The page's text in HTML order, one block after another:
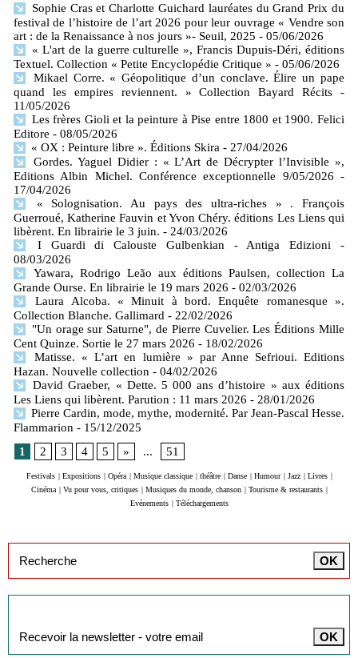
Sophie Cras et Charlotte Guichard lauréates du Grand Prix du
festival de l’histoire de l’art 2026 pour leur ouvrage « Vendre son
art : de la Renaissance à nos jours »- Seuil, 2025 - 05/06/2026
« L'art de la guerre culturelle », Francis Dupuis-Déri, éditions
Textuel. Collection « Petite Encyclopédie Critique » - 05/06/2026
Mikael Corre. « Géopolitique d’un conclave. Élire un pape
quand les empires reviennent. » Collection Bayard Récits
-
11/05/2026
Les frères Gioli et la peinture à Pise entre 1800 et 1900. Felici
Editore - 08/05/2026
« OX : Peinture libre ». Éditions Skira - 27/04/2026
Gordes. Yaguel Didier : « L’Art de Décrypter l’Invisible »,
Editions Albin Michel. Conférence exceptionnelle 9/05/2026 -
17/04/2026
« Solognisation. Au pays des ultra-riches » . François
Guerroué, Katherine Fauvin et Yvon Chéry. éditions Les Liens qui
libèrent. En librairie le 3 juin. - 24/03/2026
I Guardi di Calouste Gulbenkian - Antiga Edizioni
-
08/03/2026
Yawara, Rodrigo Leão aux éditions Paulsen, collection La
Grande Ourse. En librairie le 19 mars 2026 - 02/03/2026
Laura Alcoba. « Minuit à bord. Enquête romanesque ».
Collection Blanche. Gallimard - 22/02/2026
"Un orage sur Saturne", de Pierre Cuvelier. Les Éditions Mille
Cent Quinze. Sortie le 27 mars 2026 - 18/02/2026
Matisse. « L’art en lumière » par Anne Sefrioui. Editions
Hazan. Nouvelle collection - 04/02/2026
David Graeber, « Dette. 5 000 ans d’histoire » aux éditions
Les Liens qui libèrent. Parution : 11 mars 2026 - 28/01/2026
Pierre Cardin, mode, mythe, modernité. Par Jean-Pascal Hesse.
Flammarion - 15/12/2025
1
2 3 4 5 » ... 51
Festivals Expositions Opéra Musique classique théâtre Danse Humour Jazz Livres
Cinéma
Vu pour vous, critiques Musiques du monde, chanson Tourisme & restaurants
Evénements
Téléchargements